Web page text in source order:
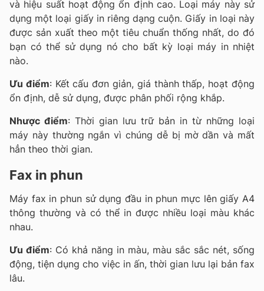
và hiệu suất hoạt động ổn định cao. Loại máy này sử
dụng một loại giấy in riêng dạng cuộn. Giấy in loại này
được sản xuất theo một tiêu chuẩn thống nhất, do đó
bạn có thể sử dụng nó cho bất kỳ loại máy in nhiệt
nào.
Ưu điểm: Kết cấu đơn giản, giá thành thấp, hoạt động
ổn định, dễ sử dụng, được phân phối rộng khắp.
Nhược điểm: Thời gian lưu trữ bản in từ những loại
máy này thường ngắn vì chúng dễ bị mờ dần và mất
hẳn theo thời gian.
Fax in phun
Máy fax in phun sử dụng đầu in phun mực lên giấy A4
thông thường và có thể in được nhiều loại màu khác
nhau.
Ưu điểm: Có khả năng in màu, màu sắc sắc nét, sống
động, tiện dụng cho việc in ấn, thời gian lưu lại bản fax
lâu.